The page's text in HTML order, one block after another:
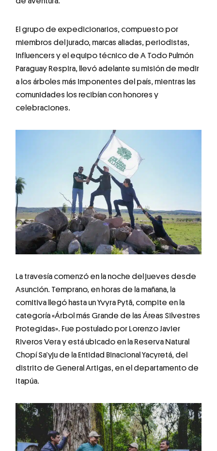
El grupo de expedicionarios, compuesto por
miembros del jurado, marcas aliadas, periodistas,
influencers y el equipo técnico de A Todo Pulmón
Paraguay Respira, llevó adelante su misión de medir
a los árboles más imponentes del país, mientras las
comunidades los recibían con honores y
celebraciones.
La travesía comenzó en la noche del jueves desde
Asunción. Temprano, en horas de la mañana, la
comitiva llegó hasta un Yvyra Pytã, compite en la
categoría «Árbol más Grande de las Áreas Silvestres
Protegidas». Fue postulado por Lorenzo Javier
Riveros Vera y está ubicado en la Reserva Natural
Chopí Sa’yju de la Entidad Binacional Yacyretá, del
distrito de General Artigas, en el departamento de
Itapúa.